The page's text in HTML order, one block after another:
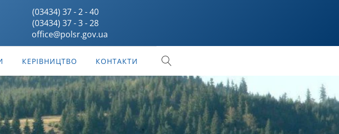
(03434) 37 - 2 - 40
(03434) 37 - 3 - 28
office@polsr.gov.ua
КЕРІВНИЦТВО КОНТАКТИ